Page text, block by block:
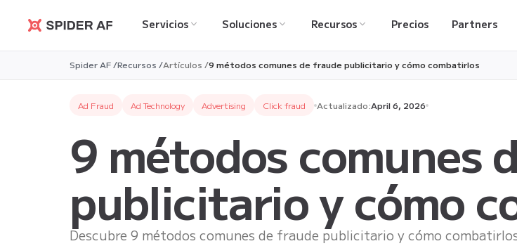
Spider AF
Servicios Soluciones Recursos Precios Partners
Spider AF /Recursos /Artículos /9 métodos comunes de fraude publicitario y cómo combatirlos
Ad Fraud Ad Technology Advertising Click fraud Actualizado:April 6, 2026
9 métodos comunes
publicitario y cómo
Descubre 9 métodos comunes de fraude publicitario y cómo